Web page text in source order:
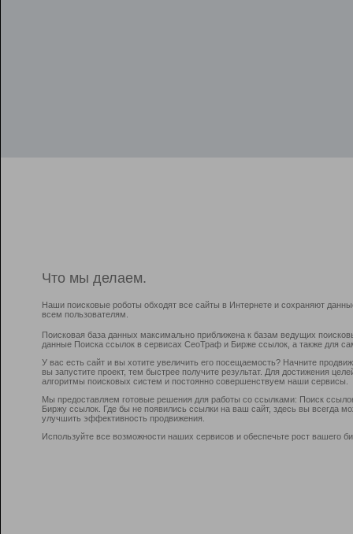
Что мы делаем.
Наши поисковые роботы обходят все сайты в Интернете и сохраняют
всем пользователям.
Поисковая база данных максимально приближена к базам ведущих
данные Поиска ссылок в сервисах СеоТраф и Бирже ссылок, а также для
У вас есть сайт и вы хотите увеличить его посещаемость? Начните
вы запустите проект, тем быстрее получите результат. Для достижения
алгоритмы поисковых систем и постоянно совершенствуем наши сервисы.
Мы предоставляем готовые решения для работы со ссылками: Поиск
Биржу ссылок. Где бы не появились ссылки на ваш сайт, здесь вы всегда
улучшить эффективность продвижения.
Используйте все возможности наших сервисов и обеспечьте рост вашего